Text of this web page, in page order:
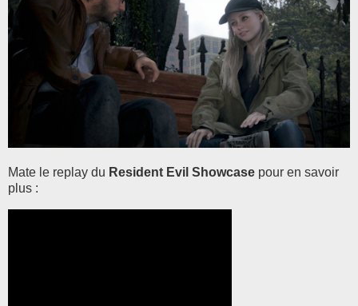
Mate le replay du Resident Evil Showcase pour en savoir
plus :